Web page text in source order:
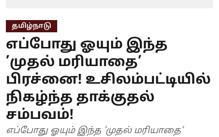
தமிழ்நாடு
எப்போது ஓயும் இந்த
’முதல் மரியாதை’
பிரச்னை! உசிலம்பட்டியில்
நிகழ்ந்த தாக்குதல்
சம்பவம்!
எப்போது ஓயும் இந்த ’முதல் மரியாதை’